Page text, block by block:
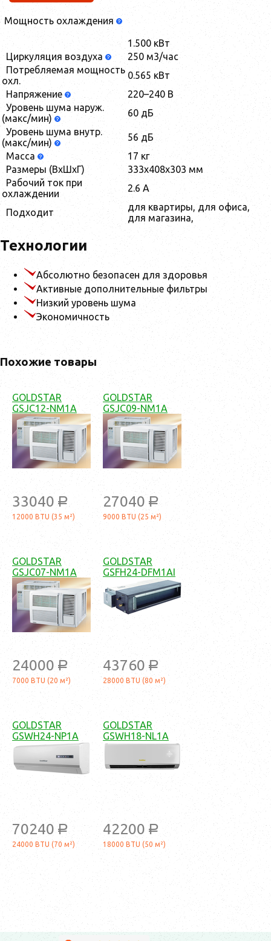
Мощность охлаждения
1.500 кВт
Циркуляция воздуха
250 м3/час
Потребляемая мощность
охл.
0.565 кВт
Напряжение
220–240 В
Уровень шума наруж.
(макс/мин)
60 дБ
Уровень шума внутр.
(макс/мин)
56 дБ
Масса
17 кг
Размеры (ВхШхГ)
333х408х303 мм
Рабочий ток при
охлаждении
2.6 A
Подходит
для квартиры, для офиса,
для магазина,
Технологии
Абсолютно безопасен для здоровья
Активные дополнительные фильтры
Низкий уровень шума
Экономичность
Похожие товары
GOLDSTAR
GSJC12-NM1A
33040 a
12000 BTU (35 м²)
GOLDSTAR
GSJC09-NM1A
27040 a
9000 BTU (25 м²)
GOLDSTAR
GSJC07-NM1A
24000 a
7000 BTU (20 м²)
GOLDSTAR
GSFH24-DFM1AI
43760 a
28000 BTU (80 м²)
GOLDSTAR
GSWH24-NP1A
70240 a
24000 BTU (70 м²)
GOLDSTAR
GSWH18-NL1A
42200 a
18000 BTU (50 м²)